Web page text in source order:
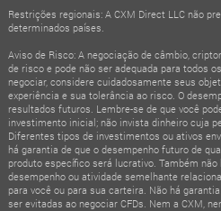
Restrições regionais: A CXM Direct LLC não
determinados países.
Aviso de Risco: A negociação de câmbio,
de risco e pode não ser adequada para todos
negociar, considere cuidadosamente seus
experiência e sua tolerância ao risco. O
resultados futuros. Lembre-se de que você
investimento inicial; não invista dinheiro cuja
Diferentes tipos de investimentos ou ativos
há garantia de que o desempenho futuro de
produto específico será lucrativo. Também
desempenho ou atividade semelhante
para você ou para sua carteira. Não há
ser evitadas ao negociar CFDs. Nem a CXM,